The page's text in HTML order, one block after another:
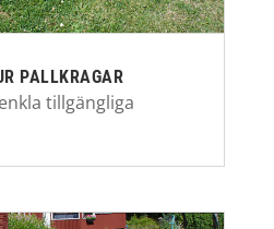
PALLKRAGAR
tillgängliga